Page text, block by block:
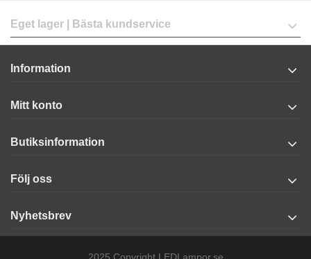
Eget lager | Bästa kundservice
Information
Mitt konto
Butiksinformation
Följ oss
Nyhetsbrev